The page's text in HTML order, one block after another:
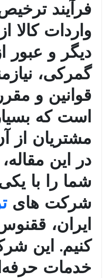
فرآیند
واردات کالا
دیگر و عبور
گمرکی،
قوانین و
است که
مشتریان از
در این
شما را با
شرکت‌ های
ایران،
کنیم. این
خدمات